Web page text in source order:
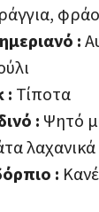
:
: Τίποτα
: Ψητό
: